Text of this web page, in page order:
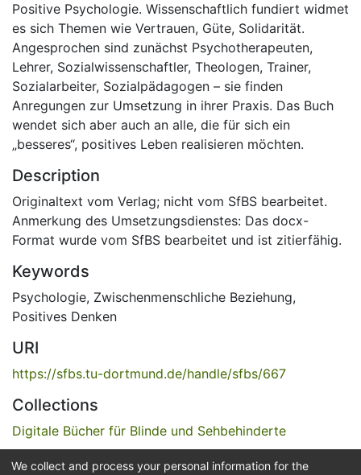
Positive Psychologie. Wissenschaftlich fundiert widmet
es sich Themen wie Vertrauen, Güte, Solidarität.
Angesprochen sind zunächst Psychotherapeuten,
Lehrer, Sozialwissenschaftler, Theologen, Trainer,
Sozialarbeiter, Sozialpädagogen – sie finden
Anregungen zur Umsetzung in ihrer Praxis. Das Buch
wendet sich aber auch an alle, die für sich ein
„besseres“, positives Leben realisieren möchten.
Description
Originaltext vom Verlag; nicht vom SfBS bearbeitet.
Anmerkung des Umsetzungsdienstes: Das docx-
Format wurde vom SfBS bearbeitet und ist zitierfähig.
Keywords
Psychologie, Zwischenmenschliche Beziehung,
Positives Denken
URI
https://sfbs.tu-dortmund.de/handle/sfbs/667
Collections
Digitale Bücher für Blinde und Sehbehinderte
Full item page
We collect and process your personal information for the